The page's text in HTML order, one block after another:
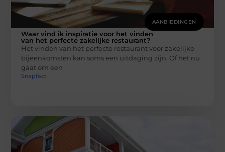
AANBIEDINGEN
Waar vind ik inspiratie voor het vinden
van het perfecte zakelijke restaurant?
Het vinden van het perfecte restaurant voor zakelijke
bijeenkomsten kan soms een uitdaging zijn. Of het nu
gaat om een
Snapfact